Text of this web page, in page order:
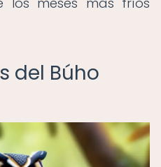
del Búho